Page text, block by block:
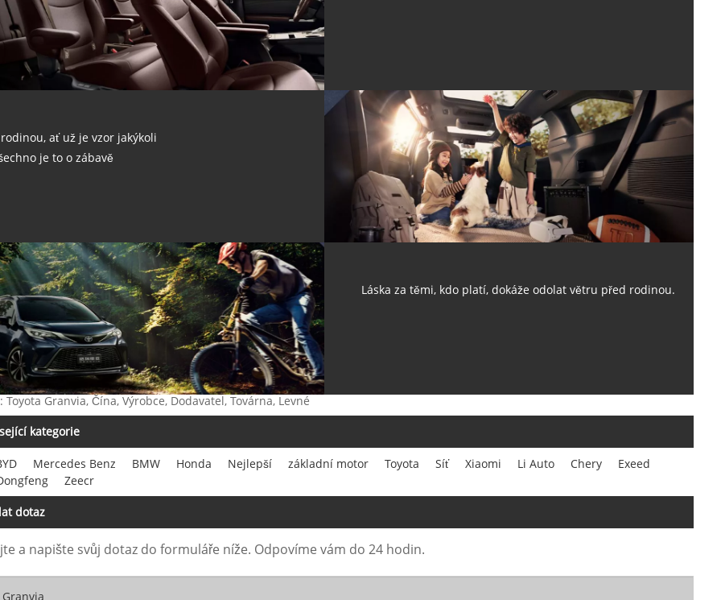
ať už je vzor jakýkoli
je to o zábavě
Láska za těmi, kdo platí, dokáže odolat větru před rodinou.
Toyota Granvia, Čína, Výrobce, Dodavatel, Továrna, Levné
kategorie
Mercedes Benz BMW Honda Nejlepší základní motor Toyota Síť Xiaomi Li Auto Chery
Exeed
Zeecr
dotaz
a napište svůj dotaz do formuláře níže. Odpovíme vám do 24 hodin.